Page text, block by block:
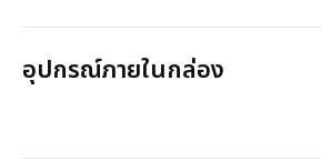
อุปกรณ์ภายในกล่อง